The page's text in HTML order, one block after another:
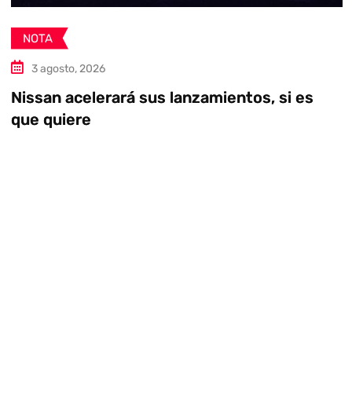
NOTA
3 agosto, 2026
Nissan acelerará sus lanzamientos, si es
que quiere